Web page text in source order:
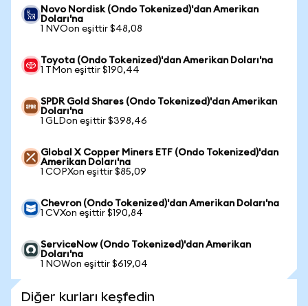
Novo Nordisk (Ondo Tokenized)'dan Amerikan
Doları'na
1 NVOon eşittir $48,08
Toyota (Ondo Tokenized)'dan Amerikan Doları'na
1 TMon eşittir $190,44
SPDR Gold Shares (Ondo Tokenized)'dan Amerikan
Doları'na
1 GLDon eşittir $398,46
Global X Copper Miners ETF (Ondo Tokenized)'dan
Amerikan Doları'na
1 COPXon eşittir $85,09
Chevron (Ondo Tokenized)'dan Amerikan Doları'na
1 CVXon eşittir $190,84
ServiceNow (Ondo Tokenized)'dan Amerikan
Doları'na
1 NOWon eşittir $619,04
Diğer kurları keşfedin